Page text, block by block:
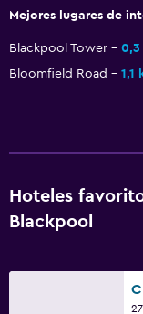
Mejores lugares de
Blackpool Tower 0,3
Bloomfield Road
1,1
Hoteles
Blackpool